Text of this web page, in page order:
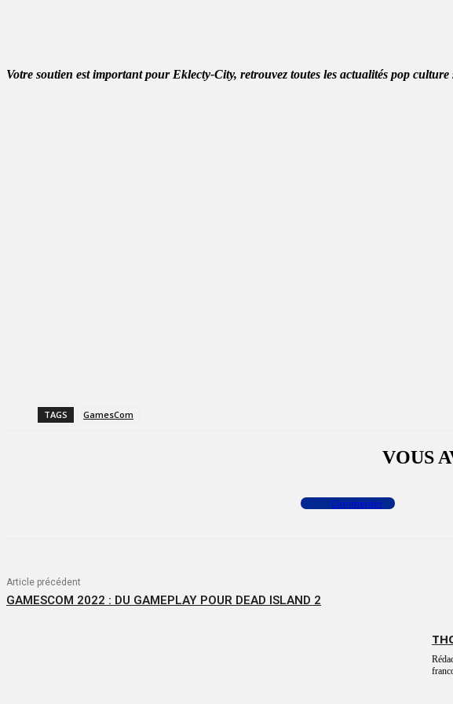
Votre soutien est important pour Eklecty-City, retrouvez toutes les actualités pop
TAGS GamesCom
VOUS
Commenter
Article précédent
GAMESCOM 2022 : DU GAMEPLAY POUR DEAD ISLAND 2